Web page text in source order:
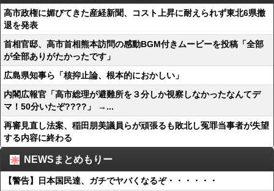
高市政権に媚びてきた産経新聞、コスト上昇に耐えられず東北6県撤
退を発表
首相官邸、高市首相熊本訪問の感動BGM付きムービーを投稿「全部
が全部ありがたかったです」
広島県知事ら「核抑止論、根本的におかしい」
内閣広報官「高市総理が避難所を３分しか視察しなかったなんてデ
マ！50分いたぞ????」 →...
再審見直し法案、稲田朋美議員らが頑張るも敗北し冤罪当事者が失望
する内容に終わる
NEWSまとめもりー
【警告】日本国民達、ガチでヤバくなるぞ・・・・・・